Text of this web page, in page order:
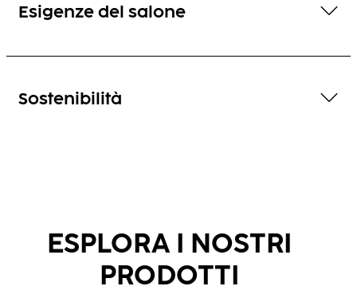
Esigenze del salone
Sostenibilità
ESPLORA I NOSTRI
PRODOTTI